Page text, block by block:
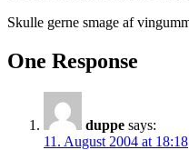
Skulle gerne smage af
One Response
duppe says:
11. August 2004 at 18:18